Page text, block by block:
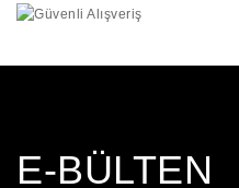
E-BÜLTEN